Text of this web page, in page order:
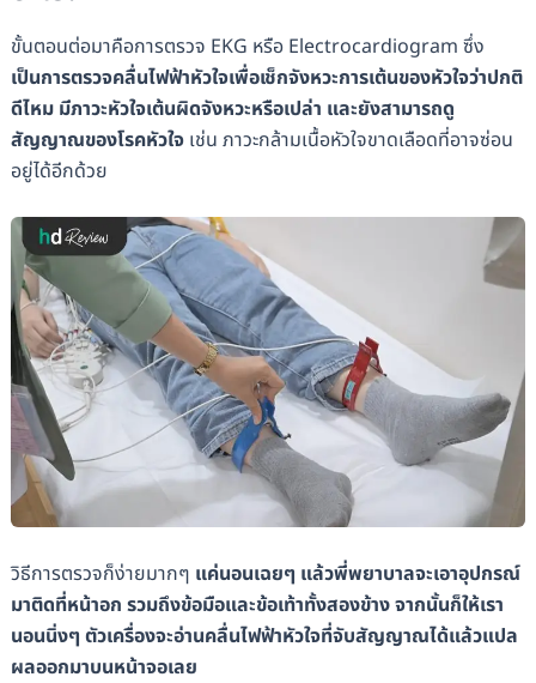
ขั้นตอนต่อมาคือการตรวจ EKG หรือ Electrocardiogram ซึ่ง
เป็นการตรวจคลื่นไฟฟ้าหัวใจเพื่อเช็กจังหวะการเต้นของหัวใจว่าปกติ
ดีไหม มีภาวะหัวใจเต้นผิดจังหวะหรือเปล่า และยังสามารถดู
สัญญาณของโรคหัวใจเช่น ภาวะกล้ามเนื้อหัวใจขาดเลือดที่อาจซ่อน
อยู่ได้อีกด้วย
วิธีการตรวจก็ง่ายมากๆ แค่นอนเฉยๆ แล้วพี่พยาบาลจะเอาอุปกรณ์
มาติดที่หน้าอก รวมถึงข้อมือและข้อเท้าทั้งสองข้าง จากนั้นก็ให้เรา
นอนนิ่งๆ ตัวเครื่องจะอ่านคลื่นไฟฟ้าหัวใจที่จับสัญญาณได้แล้วแปล
ผลออกมาบนหน้าจอเลย